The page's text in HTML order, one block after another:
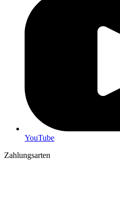
YouTube
Zahlungsarten